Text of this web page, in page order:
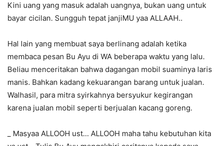
Kini uang yang masuk adalah uangnya, bukan uang untuk
bayar cicilan. Sungguh tepat janjiMU yaa ALLAAH..
Hal lain yang membuat saya berlinang adalah ketika
membaca pesan Bu Ayu di WA beberapa waktu yang lalu.
Beliau menceritakan bahwa dagangan mobil suaminya laris
manis. Bahkan kadang kekuarangan barang untuk jualan.
Walhasil, para mitra syirkahnya bersyukur kegirangan
karena jualan mobil seperti berjualan kacang goreng.
_ Masyaa ALLOOH ust… ALLOOH maha tahu kebutuhan kita